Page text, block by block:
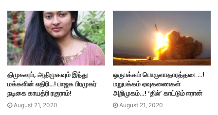
திமுகவும், அதிமுகவும் இந்து
மக்களின் எதிரி…! பாஜக பிரமுகர்
நடிகை காயத்ரி ரகுராம்!
August 21, 2020
ஒருபக்கம் பொருளாதாரத்தடை…!
மறுபக்கம் ஏவுகணைகள்
அறிமுகம்…! ‘தில்’ காட்டும் ஈரான்
August 21, 2020